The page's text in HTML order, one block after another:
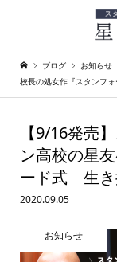
ブログ お知らせ
校長の処女作『スタンフ
【9/16発売
ン高校の星
ード式 生き
2020.09.05
お知らせ